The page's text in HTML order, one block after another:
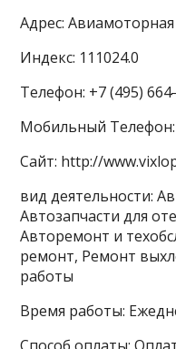
Адрес:
Индекс: 111024.0
Телефон: +7 (495)
Мобильный Телефон:
Сайт: http://
вид деятельности:
Автозапчасти для
Авторемонт и
ремонт, Ремонт
работы
Время работы: